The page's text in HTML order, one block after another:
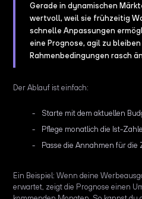
Gerade in dynamischen
wertvoll, weil sie frühzeitig
schnelle Anpassungen
eine Prognose, agil zu
Rahmenbedingungen rasch
Der Ablauf ist einfach:
Starte mit dem aktuellen
Pflege monatlich die Ist-
Passe die Annahmen für die
Ein Beispiel: Wenn deine
erwartet, zeigt die Prognose einen